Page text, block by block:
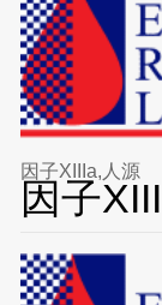
因子XIIIa,人源
因子